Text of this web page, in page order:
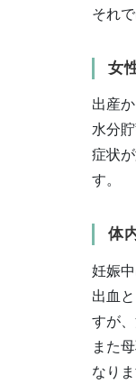
それ
女
出産
水分
症状
す。
体
妊娠
出血
すが
また
なりま